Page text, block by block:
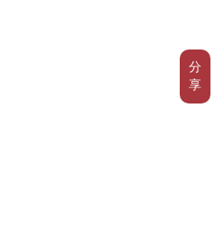
分
享